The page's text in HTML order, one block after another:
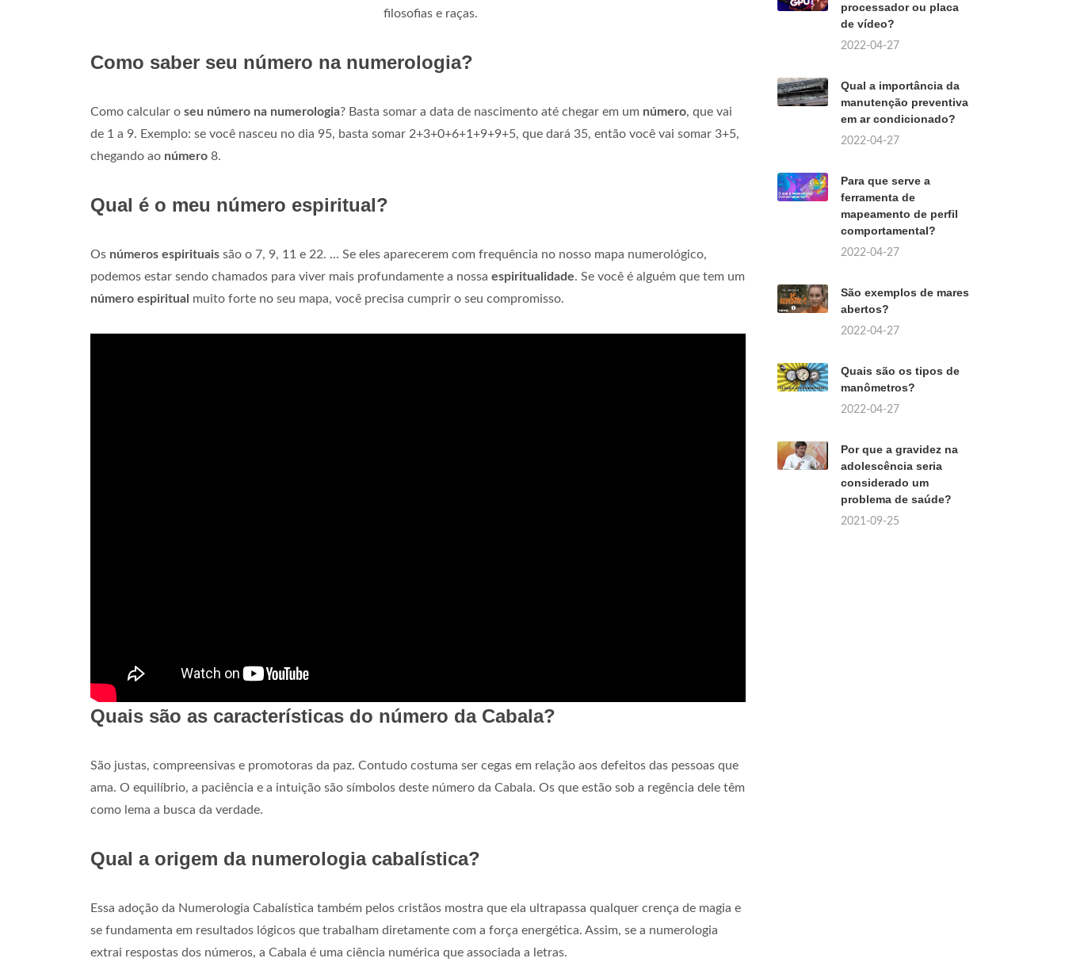
filosofias e raças.
Como saber seu número na numerologia?
Como calcular o seu número na numerologia? Basta somar a data de nascimento até chegar em um número, que vai
de 1 a 9. Exemplo: se você nasceu no dia 95, basta somar 2+3+0+6+1+9+9+5, que dará 35, então você vai somar 3+5,
chegando ao número 8.
Qual é o meu número espiritual?
Os números espirituais são o 7, 9, 11 e 22. ... Se eles aparecerem com frequência no nosso mapa numerológico,
podemos estar sendo chamados para viver mais profundamente a nossa espiritualidade. Se você é alguém que tem um
número espiritual muito forte no seu mapa, você precisa cumprir o seu compromisso.
Quais são as características do número da Cabala?
São justas, compreensivas e promotoras da paz. Contudo costuma ser cegas em relação aos defeitos das pessoas que
ama. O equilíbrio, a paciência e a intuição são símbolos deste número da Cabala. Os que estão sob a regência dele têm
como lema a busca da verdade.
Qual a origem da numerologia cabalística?
Essa adoção da Numerologia Cabalística também pelos cristãos mostra que ela ultrapassa qualquer crença de magia e
se fundamenta em resultados lógicos que trabalham diretamente com a força energética. Assim, se a numerologia
extrai respostas dos números, a Cabala é uma ciência numérica que associada a letras.
processador ou placa
de vídeo?
2022-04-27
Qual a importância da
manutenção preventiva
em ar condicionado?
2022-04-27
Para que serve a
ferramenta de
mapeamento de perfil
comportamental?
2022-04-27
São exemplos de mares
abertos?
2022-04-27
Quais são os tipos de
manômetros?
2022-04-27
Por que a gravidez na
adolescência seria
considerado um
problema de saúde?
2021-09-25